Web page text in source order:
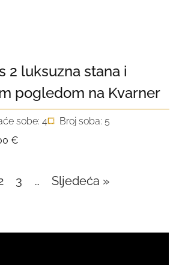
2 luksuzna stana i
pogledom na Kvarner
sobe: 4
Broj soba: 5
€
3 … Sljedeća »